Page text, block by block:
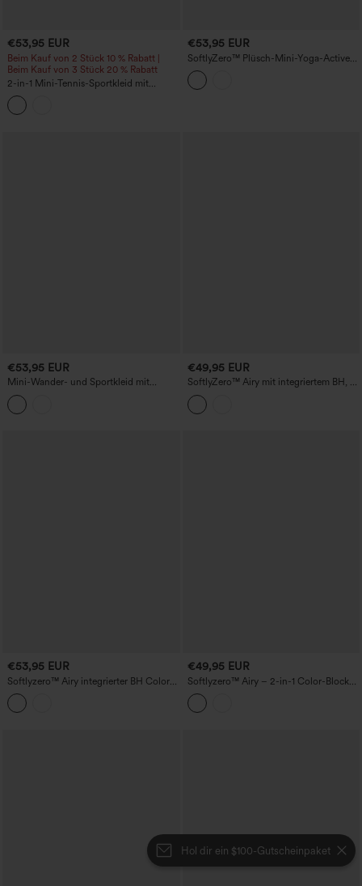
Hol dir ein $100-Gutscheinpaket
€53,95 EUR
Beim Kauf von 2 Stück 10 % Rabatt |
Beim Kauf von 3 Stück 20 % Rabatt
2-in-1 Mini-Tennis-Sportkleid mit
integriertem BH, Polka-Dots und
Taschen – Easy Peezy Edition
€53,95 EUR
SoftlyZero™ Plüsch-Mini-Yoga-Active-
Kleid 2-in-1 mit V-Ausschnitt,
integriertem BH, Kontrastspitze und
Taschen - Easy-Peezy-Edition
€53,95 EUR
Mini-Wander- und Sportkleid mit
Kapuze, Kordelzug, langen Ärmeln und
Taschen.
€49,95 EUR
SoftlyZero™ Airy mit integriertem BH, 2-
in-1 Cool-Touch Mini-Tennis-Sportkleid
mit Taschen – Easy Peezy Edition –
UPF50+
€53,95 EUR
Softlyzero™ Airy integrierter BH Color-
Block 2-in-1 Cool-Touch Mini-Tennis-
Sportkleid mit Taschen – Easy Peezy
Edition – UPF50+
€49,95 EUR
Softlyzero™ Airy – 2-in-1 Color-Block
Mini-Tennis Active Dress mit
integriertem BH, Cool-Touch und
Taschen – Easy Peezy Edition